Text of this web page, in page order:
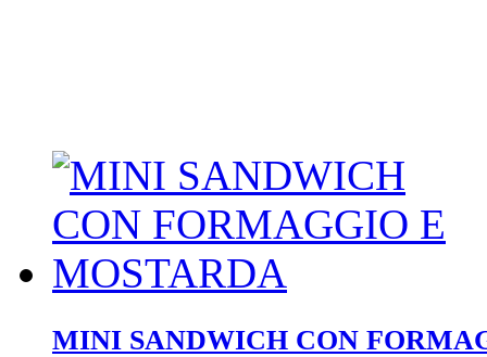
MINI SANDWICH CON